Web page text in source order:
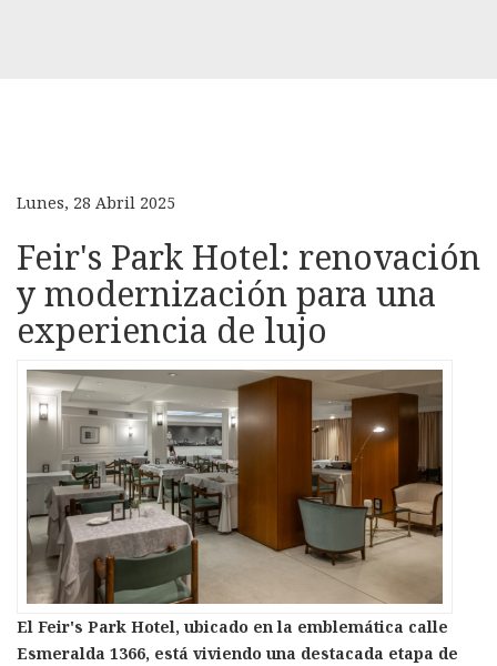
Lunes, 28 Abril 2025
Feir's Park Hotel: renovación
y modernización para una
experiencia de lujo
El Feir's Park Hotel, ubicado en la emblemática calle
Esmeralda 1366, está viviendo una destacada etapa de